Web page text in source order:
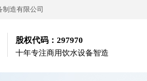
造有限公司
股权代码：297970
十年专注商用饮水设备智造